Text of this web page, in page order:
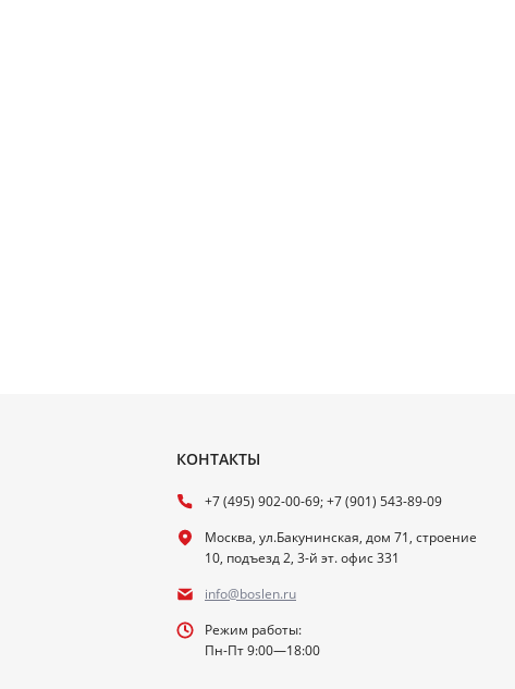
КОНТАКТЫ
+7 (495) 902-00-69; +7 (901) 543-89-09
Москва, ул.Бакунинская, дом 71, строение
10, подъезд 2, 3-й эт. офис 331
info@boslen.ru
Режим работы:
Пн-Пт 9:00—18:00